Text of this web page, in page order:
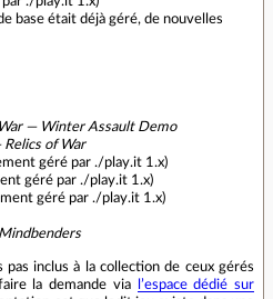
base était déjà géré, de nouvelles
— Winter Assault Demo
Relics of War
géré par ./play.it 1.x)
géré par ./play.it 1.x)
géré par ./play.it 1.x)
inclus à la collection de ceux gérés
la demande via
l’espace dédié sur